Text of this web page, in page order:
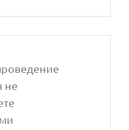
не